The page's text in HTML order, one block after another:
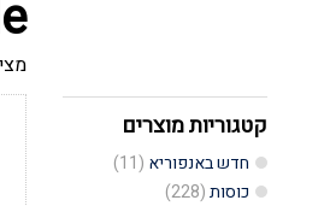
קטגוריות מוצרים
חדש באנפוריא (11)
כוסות(228)